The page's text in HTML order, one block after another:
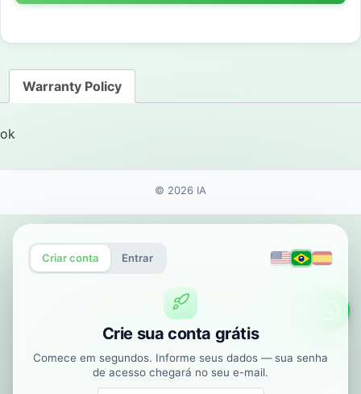
Warranty Policy
ok
© 2026 IA
Criar conta Entrar
Crie sua conta grátis
Comece em segundos. Informe seus dados — sua senha
de acesso chegará no seu e-mail.